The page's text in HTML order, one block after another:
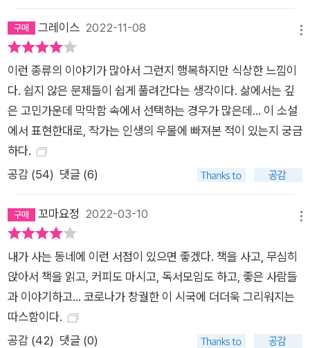
체 대표 지미, 사는 게 아무 재미가 없다는 고등학생 민철과 그런
아들이 걱정되지만 닦달하지 않고 응원해주는 희주, 서점 구석에
조용히 앉아 뜨개질과 명상을 하는 정서, 삶이 공허해져 한국어
문장 공부에 매달린 작가 승우 등이 모여 휴남동 서점을 한 번 오
면 영원히 머무르고 싶게 하는 공간으로 만든다. 거리를 지킬 줄
아는 사람들끼리의 우정과 느슨한 연대, 그리고 그들이 주고받는
진솔하고 깊이 있는 대화에 지금 당신을 초대한다. 삶을 이해한
작가의 속 깊은 문장이 현실보다 더 현실 같은 소설을 만들다 소
설은 우리 주변에서 흔히 볼 수 있을 법한 평범한 인물들의 시선
으로 ‘상처를 극복하고 앞으로 나아가는 법’에 대한 다양한 생각
을 펼친다. 특히 이 소설이 다루는 문제들은 현재, 바로 여기의 우
리가 겪고 있는 것들을 구체적이고 정확하게 다루고 있기에, 독자
들은 마치 자기 이야기를 듣는 것처럼 이 작품이 그리는 세계에
쉽게 빨려든다. 게다가 단순한 공감으로 끝나는 것이 아니라 어떻
게 살아야 하는지에 대한 대안까지 제시하고 있기에 독자들은 이
책에서 절망이 아닌 희망을 발견한다. 그것도 막연하지 않은, 충
분한 근거가 있는 희망! 그래서인지 『어서 오세요, 휴남동 서점입
그레이스 2022-11-08
이런 종류의 이야기가 많아서 그런지 행복하지만 식상한 느낌이
다. 쉽지 않은 문제들이 쉽게 풀려간다는 생각이다. 삶에서는 깊
은 고민가운데 막막함 속에서 선택하는 경우가 많은데... 이 소설
에서 표현한대로, 작가는 인생의 우물에 빠져본 적이 있는지 궁금
하다.
공감 (54) 댓글 (6)
꼬마요정 2022-03-10
내가 사는 동네에 이런 서점이 있으면 좋겠다. 책을 사고, 무심히
앉아서 책을 읽고, 커피도 마시고, 독서모임도 하고, 좋은 사람들
과 이야기하고… 코로나가 창궐한 이 시국에 더더욱 그리워지는
따스함이다.
공감 (42) 댓글 (0)